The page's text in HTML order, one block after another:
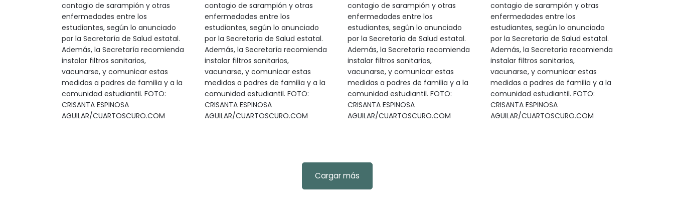
contagio de sarampión y otras
enfermedades entre los
estudiantes, según lo anunciado
por la Secretaría de Salud estatal.
Además, la Secretaría recomienda
instalar filtros sanitarios,
vacunarse, y comunicar estas
medidas a padres de familia y a la
comunidad estudiantil. FOTO:
CRISANTA ESPINOSA
AGUILAR/CUARTOSCURO.COM
contagio de sarampión y otras
enfermedades entre los
estudiantes, según lo anunciado
por la Secretaría de Salud estatal.
Además, la Secretaría recomienda
instalar filtros sanitarios,
vacunarse, y comunicar estas
medidas a padres de familia y a la
comunidad estudiantil. FOTO:
CRISANTA ESPINOSA
AGUILAR/CUARTOSCURO.COM
contagio de sarampión y otras
enfermedades entre los
estudiantes, según lo anunciado
por la Secretaría de Salud estatal.
Además, la Secretaría recomienda
instalar filtros sanitarios,
vacunarse, y comunicar estas
medidas a padres de familia y a la
comunidad estudiantil. FOTO:
CRISANTA ESPINOSA
AGUILAR/CUARTOSCURO.COM
contagio de sarampión y otras
enfermedades entre los
estudiantes, según lo anunciado
por la Secretaría de Salud estatal.
Además, la Secretaría recomienda
instalar filtros sanitarios,
vacunarse, y comunicar estas
medidas a padres de familia y a la
comunidad estudiantil. FOTO:
CRISANTA ESPINOSA
AGUILAR/CUARTOSCURO.COM
Cargar más